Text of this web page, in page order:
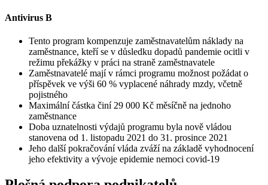
Antivirus B
Tento program kompenzuje zaměstnavatelům náklady na
zaměstnance, kteří se v důsledku dopadů pandemie ocitli v
režimu překážky v práci na straně zaměstnavatele
Zaměstnavatelé mají v rámci programu možnost požádat o
příspěvek ve výši 60 % vyplacené náhrady mzdy, včetně
pojistného
Maximální částka činí 29 000 Kč měsíčně na jednoho
zaměstnance
Doba uznatelnosti výdajů programu byla nově vládou
stanovena od 1. listopadu 2021 do 31. prosince 2021
Jeho další pokračování vláda zváží na základě vyhodnocení
jeho efektivity a vývoje epidemie nemoci covid-19